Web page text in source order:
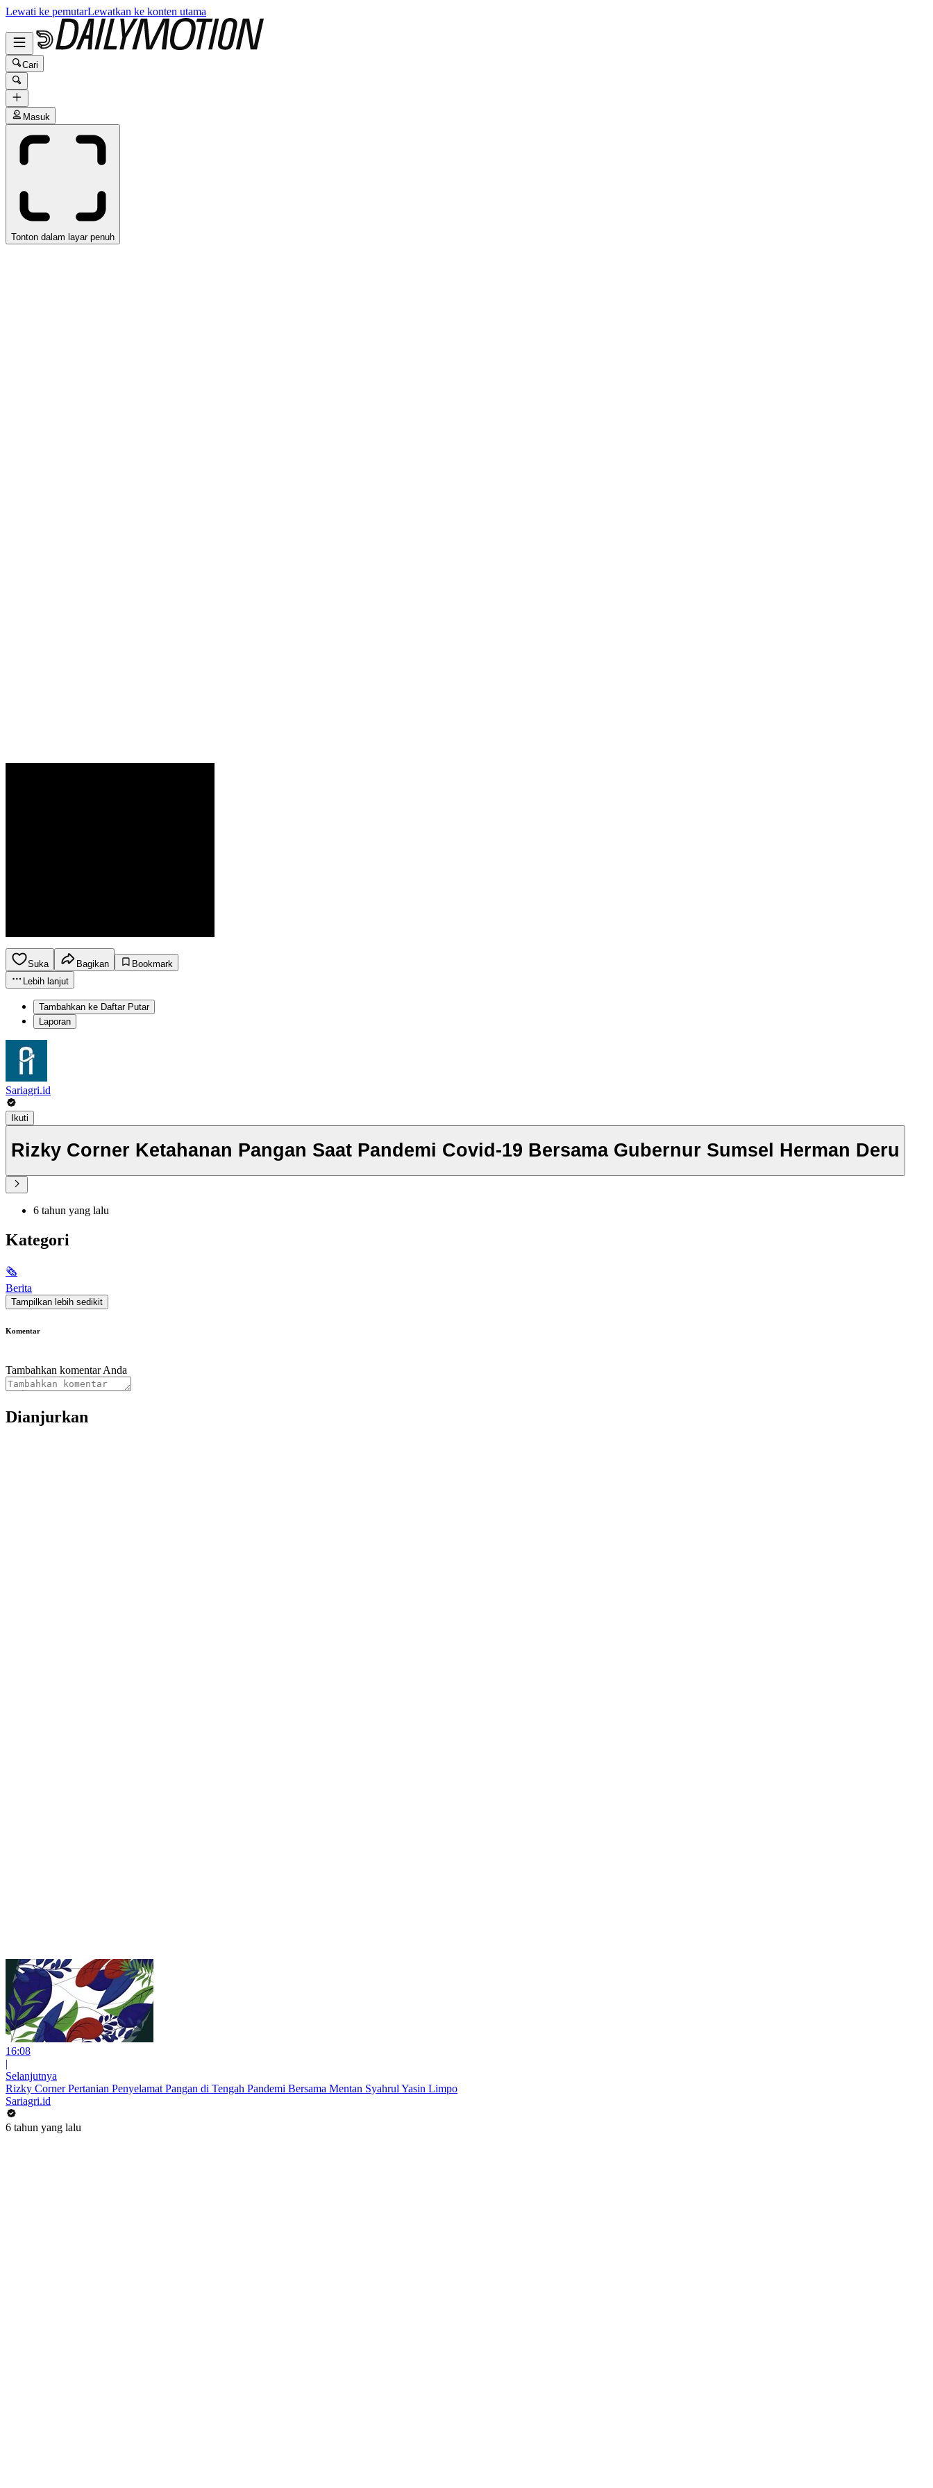
Lewati ke pemutarLewatkan ke konten utama
Cari
Masuk
Tonton dalam layar penuh
Suka Bagikan
Bookmark
Lebih lanjut
Tambahkan ke Daftar Putar
Laporan
Sariagri.id
Ikuti
Rizky Corner Ketahanan Pangan Saat Pandemi Covid-19 Bersama Gubernur Sumsel Herman Deru
6 tahun yang lalu
Kategori
🗞
Berita
Tampilkan lebih sedikit
Komentar
Tambahkan komentar Anda
Dianjurkan
16:08
|
Selanjutnya
Rizky Corner Pertanian Penyelamat Pangan di Tengah Pandemi Bersama Mentan Syahrul Yasin Limpo
Sariagri.id
6 tahun yang lalu